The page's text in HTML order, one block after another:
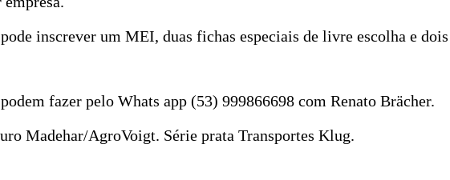
inscrever um MEI, duas fichas especiais de livre escolha e
fazer pelo Whats app (53) 999866698 com Renato Brächer.
Madehar/AgroVoigt. Série prata Transportes Klug.